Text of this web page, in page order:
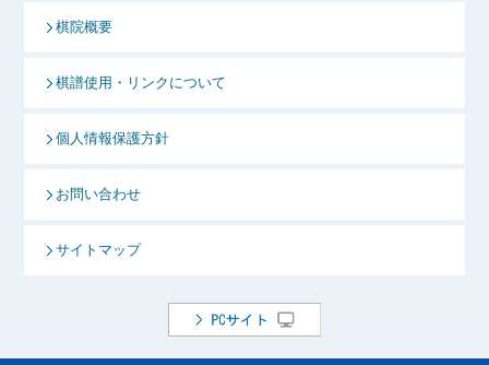
棋院概要
棋譜使用・リンクについて
個人情報保護方針
お問い合わせ
サイトマップ